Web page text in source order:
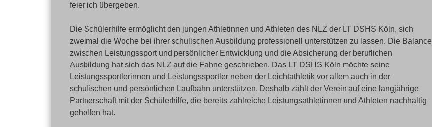
feierlich übergeben.
Die Schülerhilfe ermöglicht den jungen Athletinnen und Athleten des NLZ der LT DSHS Köln, sich
zweimal die Woche bei ihrer schulischen Ausbildung professionell unterstützen zu lassen. Die Balance
zwischen Leistungssport und persönlicher Entwicklung und die Absicherung der beruflichen
Ausbildung hat sich das NLZ auf die Fahne geschrieben. Das LT DSHS Köln möchte seine
Leistungssportlerinnen und Leistungssportler neben der Leichtathletik vor allem auch in der
schulischen und persönlichen Laufbahn unterstützen. Deshalb zählt der Verein auf eine langjährige
Partnerschaft mit der Schülerhilfe, die bereits zahlreiche Leistungsathletinnen und Athleten nachhaltig
geholfen hat.